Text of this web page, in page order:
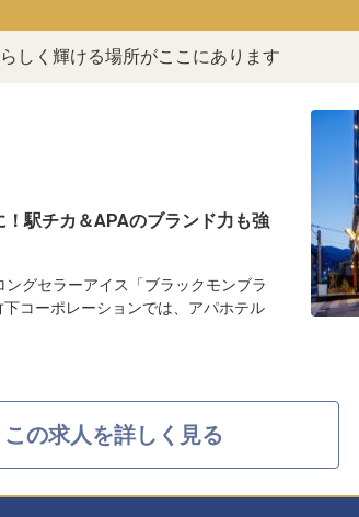
しく輝ける場所がここにあります
駅チカ＆APAのブランド力も強
グセラーアイス「ブラックモンブラ
コーポレーションでは、アパホテル
この求人を詳しく見る